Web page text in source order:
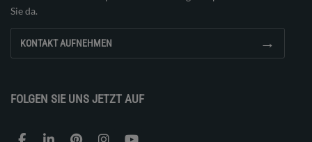
Sie da.
KONTAKT AUFNEHMEN →
FOLGEN SIE UNS JETZT AUF